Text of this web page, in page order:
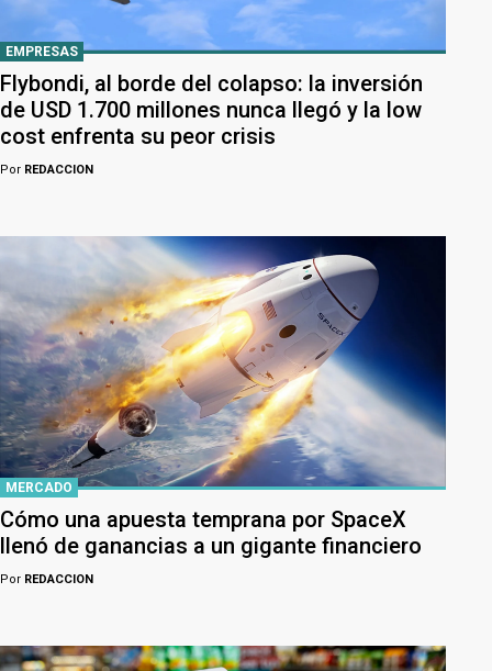
EMPRESAS
Flybondi, al borde del colapso: la inversión
de USD 1.700 millones nunca llegó y la low
cost enfrenta su peor crisis
Por REDACCION
MERCADO
Cómo una apuesta temprana por SpaceX
llenó de ganancias a un gigante financiero
Por REDACCION